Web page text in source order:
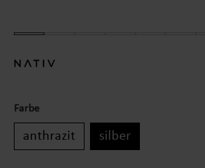
Farbe
anthrazit silber